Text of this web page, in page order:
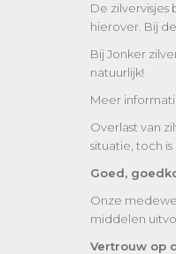
De zilvervisjes
hierover. Bij
Bij Jonker
natuurlijk!
Meer
Overlast van
situatie, toch
Goed,
Onze
middelen
Vertrouw op